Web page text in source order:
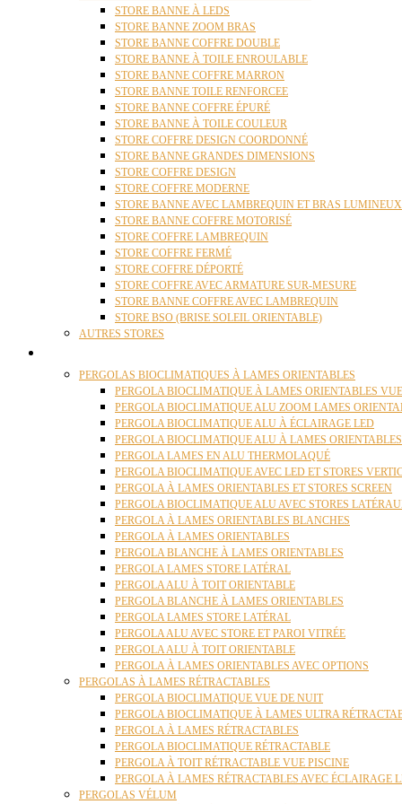
STORE BANNE À LEDS
STORE BANNE ZOOM BRAS
STORE BANNE COFFRE DOUBLE
STORE BANNE À TOILE ENROULABLE
STORE BANNE COFFRE MARRON
STORE BANNE TOILE RENFORCEE
STORE BANNE COFFRE ÉPURÉ
STORE BANNE À TOILE COULEUR
STORE COFFRE DESIGN COORDONNÉ
STORE BANNE GRANDES DIMENSIONS
STORE COFFRE DESIGN
STORE COFFRE MODERNE
STORE BANNE AVEC LAMBREQUIN ET BRAS LUMINEUX
STORE BANNE COFFRE MOTORISÉ
STORE COFFRE LAMBREQUIN
STORE COFFRE FERMÉ
STORE COFFRE DÉPORTÉ
STORE COFFRE AVEC ARMATURE SUR-MESURE
STORE BANNE COFFRE AVEC LAMBREQUIN
STORE BSO (BRISE SOLEIL ORIENTABLE)
AUTRES STORES
PERGOLAS BIOCLIMATIQUES À LAMES ORIENTABLES
PERGOLA BIOCLIMATIQUE À LAMES ORIENTABLES
PERGOLA BIOCLIMATIQUE ALU ZOOM LAMES
PERGOLA BIOCLIMATIQUE ALU À ÉCLAIRAGE LED
PERGOLA BIOCLIMATIQUE ALU À LAMES
PERGOLA LAMES EN ALU THERMOLAQUÉ
PERGOLA BIOCLIMATIQUE AVEC LED ET STORES
PERGOLA À LAMES ORIENTABLES ET STORES SCREEN
PERGOLA BIOCLIMATIQUE ALU AVEC STORES
PERGOLA À LAMES ORIENTABLES BLANCHES
PERGOLA À LAMES ORIENTABLES
PERGOLA BLANCHE À LAMES ORIENTABLES
PERGOLA LAMES STORE LATÉRAL
PERGOLA ALU À TOIT ORIENTABLE
PERGOLA BLANCHE À LAMES ORIENTABLES
PERGOLA LAMES STORE LATÉRAL
PERGOLA ALU AVEC STORE ET PAROI VITRÉE
PERGOLA ALU À TOIT ORIENTABLE
PERGOLA À LAMES ORIENTABLES AVEC OPTIONS
PERGOLAS À LAMES RÉTRACTABLES
PERGOLA BIOCLIMATIQUE VUE DE NUIT
PERGOLA BIOCLIMATIQUE À LAMES ULTRA
PERGOLA À LAMES RÉTRACTABLES
PERGOLA BIOCLIMATIQUE RÉTRACTABLE
PERGOLA À TOIT RÉTRACTABLE VUE PISCINE
PERGOLA À LAMES RÉTRACTABLES AVEC ÉCLAIRAGE
PERGOLAS VÉLUM